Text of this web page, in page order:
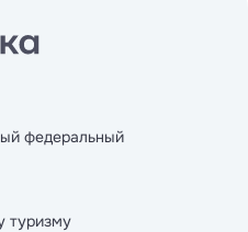
федеральный
туризму